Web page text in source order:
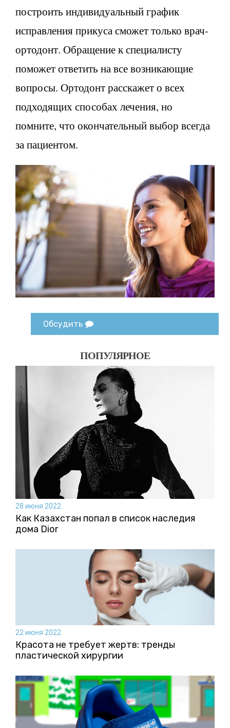
построить индивидуальный график
исправления прикуса сможет только врач-
ортодонт. Обращение к специалисту
поможет ответить на все возникающие
вопросы. Ортодонт расскажет о всех
подходящих способах лечения, но
помните, что окончательный выбор всегда
за пациентом.
Обсудить
ПОПУЛЯРНОЕ
28 июня 2022
Как Казахстан попал в список наследия
дома Dior
22 июня 2022
Красота не требует жертв: тренды
пластической хирургии